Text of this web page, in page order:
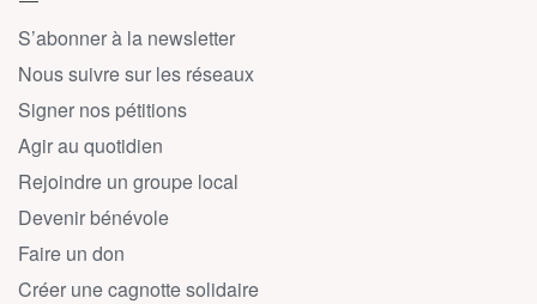
S’abonner à la newsletter
Nous suivre sur les réseaux
Signer nos pétitions
Agir au quotidien
Rejoindre un groupe local
Devenir bénévole
Faire un don
Créer une cagnotte solidaire